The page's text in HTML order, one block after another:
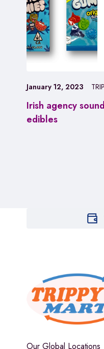
Irish agency
edibles
January 12, 2023
Our Global Locations